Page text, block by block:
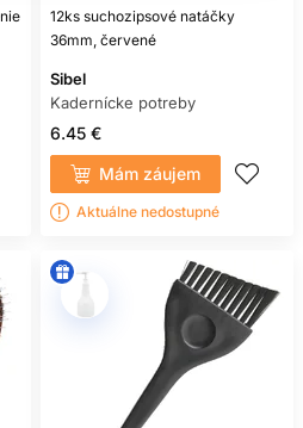
12ks suchozipsové natáčky
36mm, červené
Sibel
Kadernícke potreby
6.45 €
Mám záujem
Aktuálne nedostupné